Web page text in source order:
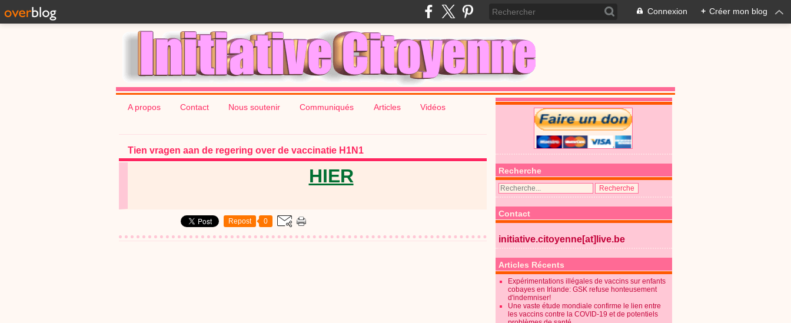
Connexion + Créer mon blog
A propos Contact Nous soutenir Communiqués Articles Vidéos
Tien vragen aan de regering over de vaccinatie H1N1
HIER
Repost 0
Recherche
Contact
initiative.citoyenne[at]live.be
Articles Récents
Expérimentations illégales de vaccins sur enfants
cobayes en Irlande: GSK refuse honteusement
d'indemniser!
Une vaste étude mondiale confirme le lien entre
les vaccins contre la COVID-19 et de potentiels